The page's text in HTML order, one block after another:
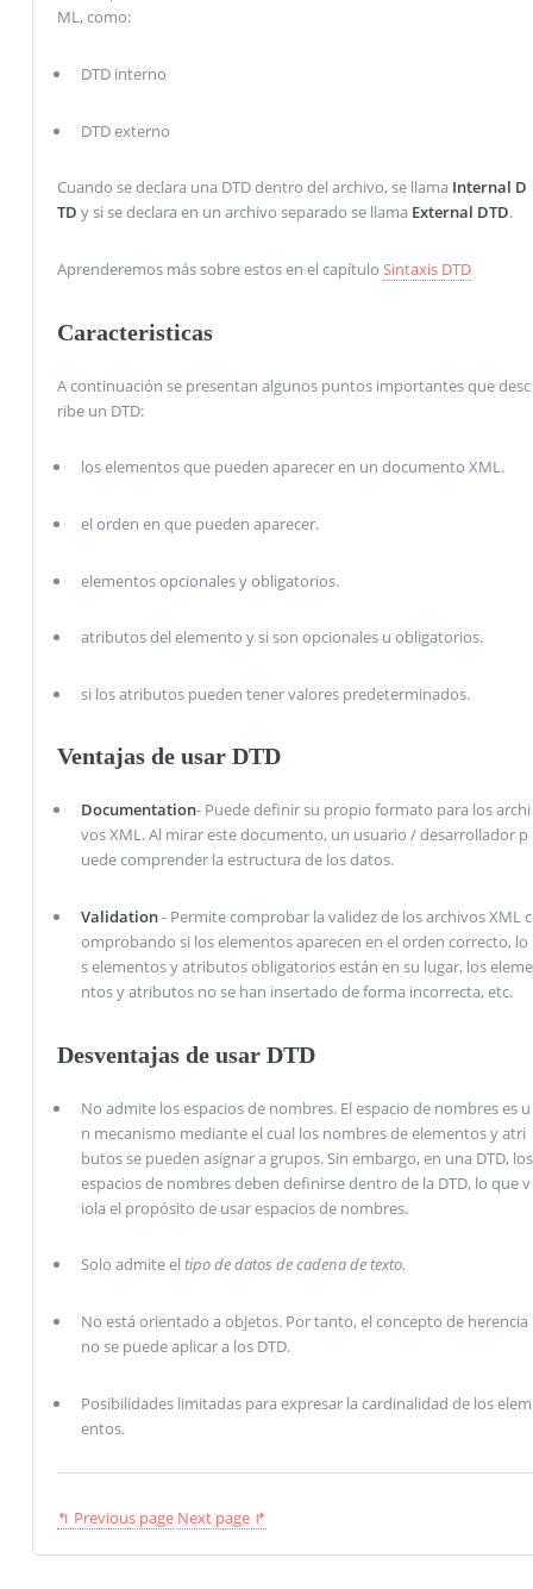
ML, como:
DTD interno
DTD externo
Cuando se declara una DTD dentro del archivo, se llama Internal D
TD y si se declara en un archivo separado se llama External DTD.
Aprenderemos más sobre estos en el capítulo Sintaxis DTD
Caracteristicas
A continuación se presentan algunos puntos importantes que desc
ribe un DTD:
los elementos que pueden aparecer en un documento XML.
el orden en que pueden aparecer.
elementos opcionales y obligatorios.
atributos del elemento y si son opcionales u obligatorios.
si los atributos pueden tener valores predeterminados.
Ventajas de usar DTD
Documentation- Puede definir su propio formato para los archi
vos XML. Al mirar este documento, un usuario / desarrollador p
uede comprender la estructura de los datos.
Validation- Permite comprobar la validez de los archivos XML c
omprobando si los elementos aparecen en el orden correcto, lo
s elementos y atributos obligatorios están en su lugar, los eleme
ntos y atributos no se han insertado de forma incorrecta, etc.
Desventajas de usar DTD
No admite los espacios de nombres. El espacio de nombres es u
n mecanismo mediante el cual los nombres de elementos y atri
butos se pueden asignar a grupos. Sin embargo, en una DTD, los
espacios de nombres deben definirse dentro de la DTD, lo que v
iola el propósito de usar espacios de nombres.
Solo admite el tipo de datos de cadena de texto.
No está orientado a objetos. Por tanto, el concepto de herencia
no se puede aplicar a los DTD.
Posibilidades limitadas para expresar la cardinalidad de los elem
entos.
↰ Previous page Next page ↱